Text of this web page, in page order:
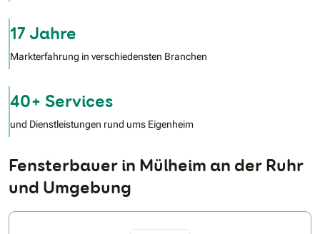
17 Jahre
Markterfahrung in verschiedensten Branchen
40+ Services
und Dienstleistungen rund ums Eigenheim
Fensterbauer in Mülheim an der Ruhr
und Umgebung